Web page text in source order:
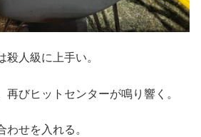
人級に上手い。
再びヒットセンターが鳴り響く。
せを入れる。